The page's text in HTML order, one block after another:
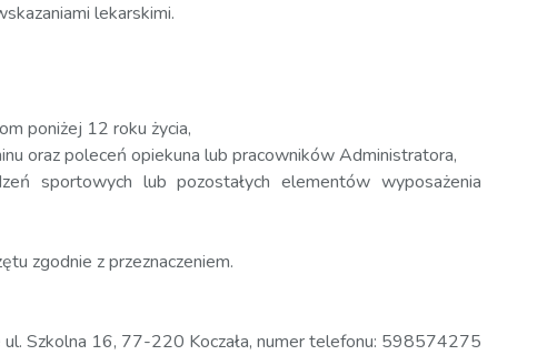
lekarskimi.
poniżej 12 roku życia,
oraz poleceń opiekuna lub pracowników Administratora,
sportowych lub pozostałych elementów wyposażenia
zgodnie z przeznaczeniem.
ul. Szkolna 16, 77-220 Koczała, numer telefonu: 598574275